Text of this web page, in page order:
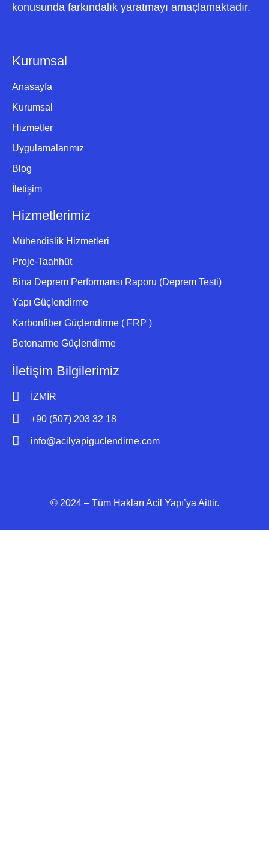
konusunda farkındalık yaratmayı amaçlamaktadır.
Kurumsal
Anasayfa
Kurumsal
Hizmetler
Uygulamalarımız
Blog
İletişim
Hizmetlerimiz
Mühendislik Hizmetleri
Proje-Taahhüt
Bina Deprem Performansı Raporu (Deprem Testi)
Yapı Güçlendirme
Karbonfiber Güçlendirme ( FRP )
Betonarme Güçlendirme
İletişim Bilgilerimiz
İZMİR
+90 (507) 203 32 18
info@acilyapiguclendirne.com
© 2024 – Tüm Hakları Acil Yapı’ya Aittir.